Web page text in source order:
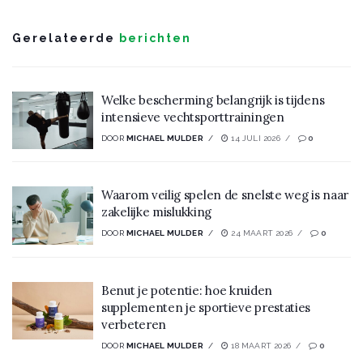
Gerelateerde berichten
Welke bescherming belangrijk is tijdens
intensieve vechtsporttrainingen
DOOR MICHAEL MULDER 14 JULI 2026 0
Waarom veilig spelen de snelste weg is naar
zakelijke mislukking
DOOR MICHAEL MULDER 24 MAART 2026 0
Benut je potentie: hoe kruiden
supplementen je sportieve prestaties
verbeteren
DOOR MICHAEL MULDER 18 MAART 2026 0